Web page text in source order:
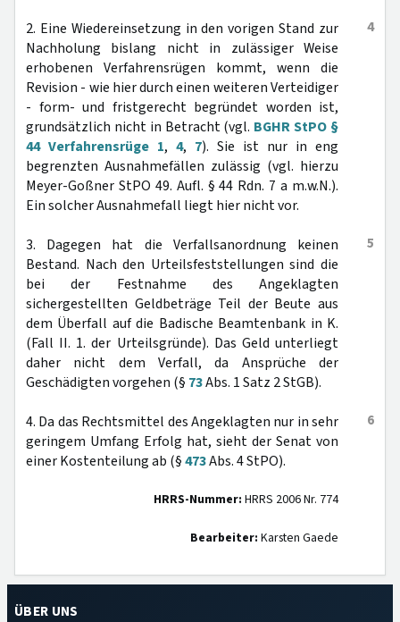
4
2. Eine Wiedereinsetzung in den vorigen Stand zur
Nachholung bislang nicht in zulässiger Weise
erhobenen Verfahrensrügen kommt, wenn die
Revision - wie hier durch einen weiteren Verteidiger
- form- und fristgerecht begründet worden ist,
grundsätzlich nicht in Betracht (vgl. BGHR StPO §
44 Verfahrensrüge 1, 4, 7). Sie ist nur in eng
begrenzten Ausnahmefällen zulässig (vgl. hierzu
Meyer-Goßner StPO 49. Aufl. § 44 Rdn. 7 a m.w.N.).
Ein solcher Ausnahmefall liegt hier nicht vor.
5
3. Dagegen hat die Verfallsanordnung keinen
Bestand. Nach den Urteilsfeststellungen sind die
bei der Festnahme des Angeklagten
sichergestellten Geldbeträge Teil der Beute aus
dem Überfall auf die Badische Beamtenbank in K.
(Fall II. 1. der Urteilsgründe). Das Geld unterliegt
daher nicht dem Verfall, da Ansprüche der
Geschädigten vorgehen (§ 73Abs. 1 Satz 2 StGB).
6
4. Da das Rechtsmittel des Angeklagten nur in sehr
geringem Umfang Erfolg hat, sieht der Senat von
einer Kostenteilung ab (§473Abs. 4 StPO).
HRRS-Nummer: HRRS 2006 Nr. 774
Bearbeiter: Karsten Gaede
ÜBER UNS